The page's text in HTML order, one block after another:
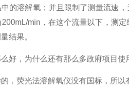
的溶解氧；并且限制了测量流速
min，在这个流量以下，测
结果。
好，为什么还有那么多政府项目使
，荧光法溶解氧仪没有国标，所以